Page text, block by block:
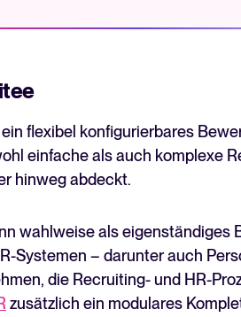
flexibel konfigurierbares
einfache als auch komplexe
hinweg abdeckt.
wahlweise als
Systemen – darunter auch
die Recruiting- und HR-
zusätzlich ein modulares